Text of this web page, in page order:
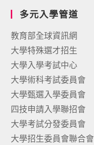
多元入學管道
教育部全球資訊網
大學特殊選才招生
大學入學考試中心
大學術科考試委員會
大學甄選入學委員會
四技申請入學聯招會
大學考試分發委員會
大學招生委員會聯合會